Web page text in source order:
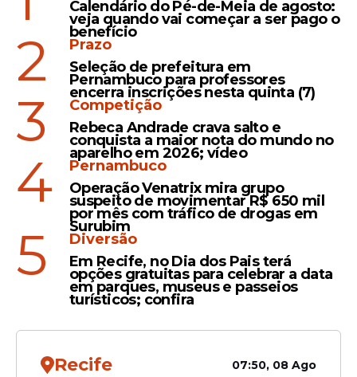
Inauguração
Prefeito Carlos Santana
entrega de nova Unidade
na Vila Califórnia
Iniciativa
Prefeito Carlos Santana
destaca compromisso de
Ipojuca com o SUS no
congresso estadual de
saúde
Veja Também
Calendário do Pé-de-Meia de agosto:
veja quando vai começar a ser pago o
benefício
2
Prazo
Seleção de prefeitura em
Pernambuco para professores
encerra inscrições nesta quinta (7)
3
Competição
Rebeca Andrade crava salto e
conquista a maior nota do mundo no
aparelho em 2026; vídeo
4
Pernambuco
Operação Venatrix mira grupo
suspeito de movimentar R$ 650 mil
por mês com tráfico de drogas em
Surubim
5
Diversão
Em Recife, no Dia dos Pais terá
opções gratuitas para celebrar a data
em parques, museus e passeios
turísticos; confira
Recife 07:50, 08 Ago